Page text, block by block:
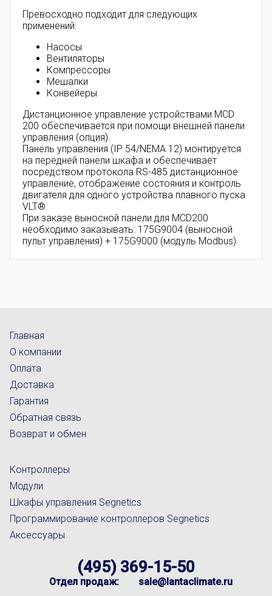
Превосходно подходит для следующих
применений:
Насосы
Вентиляторы
Компрессоры
Мешалки
Конвейеры
Дистанционное управление устройствами MCD
200 обеспечивается при помощи внешней панели
управления (опция).
Панель управления (IP 54/NEMA 12) монтируется
на передней панели шкафа и обеспечивает
посредством протокола RS-485 дистанционное
управление, отображение состояния и контроль
двигателя для одного устройства плавного пуска
VLT®.
При заказе выносной панели для MCD200
необходимо заказывать: 175G9004 (выносной
пульт управления) + 175G9000 (модуль Modbus)
Главная
О компании
Оплата
Доставка
Гарантия
Обратная связь
Возврат и обмен
Контроллеры
Модули
Шкафы управления Segnetics
Программирование контроллеров Segnetics
Аксессуары
(495) 369-15-50
Отдел продаж: sale@lantaclimate.ru